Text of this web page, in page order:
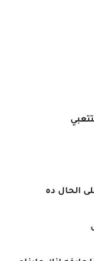
الحال ده